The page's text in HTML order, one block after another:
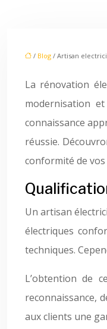
/ Blog / Artisan
La rénovation
modernisation
connaissance
réussie.
conformité de
Un artisan
électriques
techniques.
L’obtention de
reconnaissance,
aux clients une